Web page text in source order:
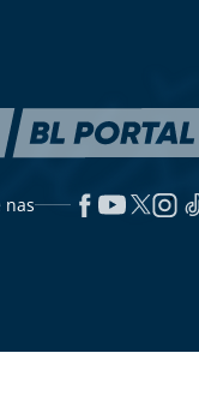
Ražnatović
Ceca